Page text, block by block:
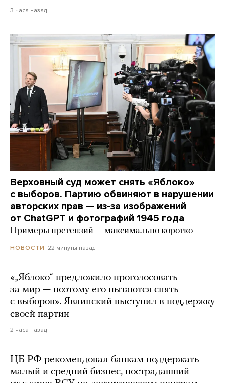
3 часа назад
Верховный суд может снять «Яблоко»
с выборов. Партию обвиняют в нарушении
авторских прав — из-за изображений
от ChatGPT и фотографий 1945 года
Примеры претензий — максимально коротко
НОВОСТИ 22 минуты назад
«„Яблоко“ предложило проголосовать
за мир — поэтому его пытаются снять
с выборов». Явлинский выступил в поддержку
своей партии
2 часа назад
ЦБ РФ рекомендовал банкам поддержать
малый и средний бизнес, пострадавший